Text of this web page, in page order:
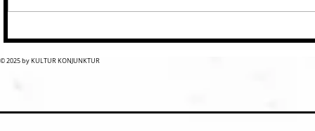
© 2025 by KULTUR KONJUNKTUR